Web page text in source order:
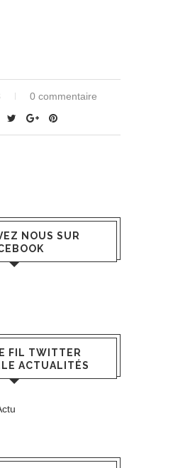
0 commentaire
NOUS SUR
FIL TWITTER
ACTUALITÉS